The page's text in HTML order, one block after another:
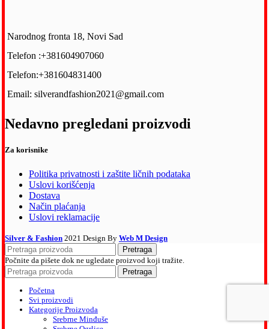
Narodnog fronta 18, Novi Sad
Telefon :+381604907060
Telefon:+381604831400
Email: silverandfashion2021@gmail.com
Nedavno pregledani proizvodi
Za korisnike
Politika privatnosti i zaštite ličnih podataka
Uslovi korišćenja
Dostava
Način plaćanja
Uslovi reklamacije
Silver & Fashion 2021 Design By Web M Design
Pretraga
Počnite da pišete dok ne ugledate proizvod koji tražite.
Pretraga
Početna
Svi proizvodi
Kategorije Proizvoda
Srebrne Minđuše